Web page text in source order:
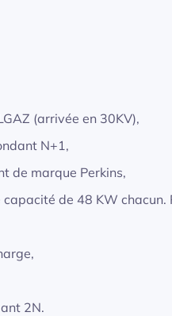
(arrivée en 30KV),
N+1,
de marque Perkins,
de 48 KW chacun.
2N.